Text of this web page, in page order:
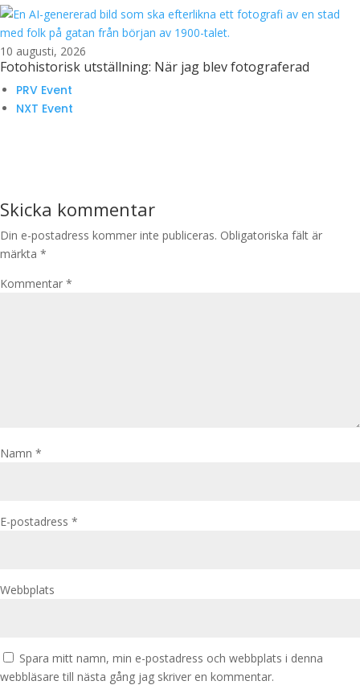
10 augusti, 2026
Fotohistorisk utställning: När jag blev fotograferad
PRV Event
NXT Event
Skicka kommentar
Din e-postadress kommer inte publiceras. Obligatoriska fält är
märkta *
Kommentar *
Namn *
E-postadress *
Webbplats
Spara mitt namn, min e-postadress och webbplats i denna
webbläsare till nästa gång jag skriver en kommentar.